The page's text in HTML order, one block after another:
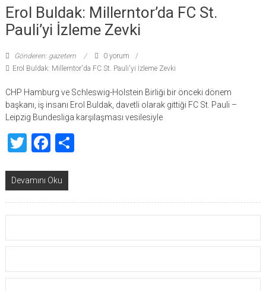
Erol Buldak: Millerntor’da FC St.
Pauli’yi İzleme Zevki
Gönderen: gazetem
0 yorum
Erol Buldak: Millerntor'da FC St. Pauli'yi İzleme Zevki
CHP Hamburg ve Schleswig-Holstein Birliği bir önceki dönem
başkanı, iş insanı Erol Buldak, davetli olarak gittiği FC St. Pauli –
Leipzig Bundesliga karşılaşması vesilesiyle
TwitterFacebook
Share
Devamını Oku